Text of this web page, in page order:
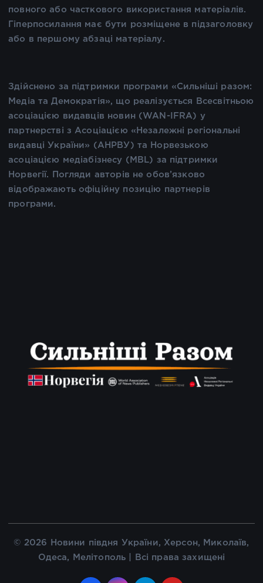
повного або часткового використання матеріалів.
Гіперпосилання має бути розміщене в підзаголовку
або в першому абзаці матеріалу.
Здійснено за підтримки програми «Сильніші разом:
Медіа та Демократія», що реалізується Всесвітньою
асоціацією видавців новин (WAN-IFRA) у
партнерстві з Асоціацією «Незалежні регіональні
видавці України» (АНРВУ) та Норвезькою
асоціацією медіабізнесу (MBL) за підтримки
Норвегії. Погляди авторів не обов’язково
відображають офіційну позицію партнерів
програми.
© 2026 Новини півдня України, Херсон, Миколаїв,
Одеса, Мелітополь | Всі права захищені